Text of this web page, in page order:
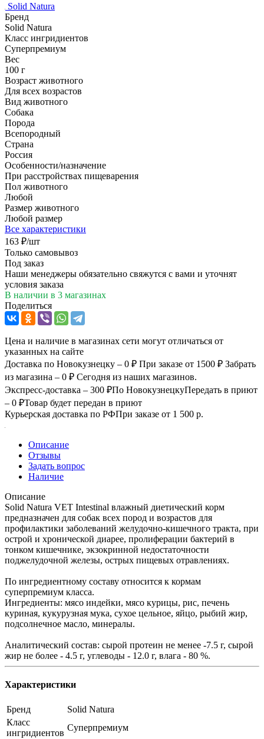
Solid Natura
Бренд
Solid Natura
Класс ингридиентов
Суперпремиум
Вес
100 г
Возраст животного
Для всех возрастов
Вид животного
Собака
Порода
Всепородный
Страна
Россия
Особенности/назначение
При расстройствах пищеварения
Пол животного
Любой
Размер животного
Любой размер
Все характеристики
163 ₽/шт
Только самовывоз
Под заказ
Наши менеджеры обязательно свяжутся с вами и уточнят
условия заказа
В наличии в 3 магазинах
Поделиться
Цена и наличие в магазинах сети могут отличаться от
указанных на сайте
Доставка по Новокузнецку – 0 ₽ При заказе от 1500 ₽ Забрать
из магазина – 0 ₽ Сегодня из наших магазинов.
Экспресс-доставка – 300 ₽По НовокузнецкуПередать в приют
– 0 ₽Товар будет передан в приют
Курьерская доставка по РФПри заказе от 1 500 р.
Описание
Отзывы
Задать вопрос
Наличие
Описание
Solid Natura VET Intestinal влажный диетический корм
предназначен для собак всех пород и возрастов для
профилактики заболеваний желудочно-кишечного тракта, при
острой и хронической диарее, пролиферации бактерий в
тонком кишечнике, экзокринной недостаточности
поджелудочной железы, острых пищевых отравлениях.
По ингредиентному составу относится к кормам
суперпремиум класса.
Ингредиенты: мясо индейки, мясо курицы, рис, печень
куриная, кукурузная мука, сухое цельное, яйцо, рыбий жир,
подсолнечное масло, минералы.
Аналитический состав: сырой протеин не менее -7.5 г, сырой
жир не более - 4.5 г, углеводы - 12.0 г, влага - 80 %.
Характеристики
Бренд
Solid Natura
Класс
ингридиентов
Суперпремиум